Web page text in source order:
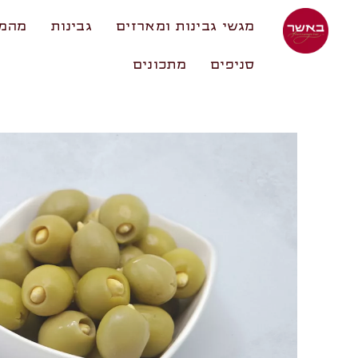
מגשי גבינות ומארזים גבינות
סניפים מתכונים